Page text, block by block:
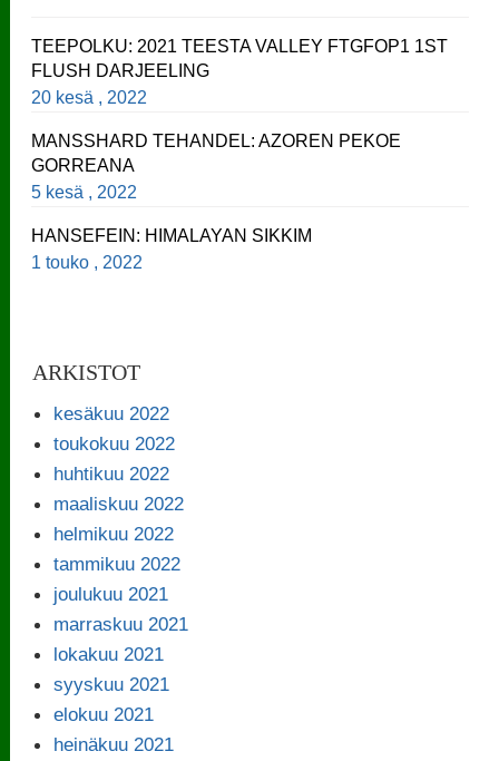
TEEPOLKU: 2021 TEESTA VALLEY FTGFOP1 1ST
FLUSH DARJEELING
20 kesä , 2022
MANSSHARD TEHANDEL: AZOREN PEKOE
GORREANA
5 kesä , 2022
HANSEFEIN: HIMALAYAN SIKKIM
1 touko , 2022
ARKISTOT
kesäkuu 2022
toukokuu 2022
huhtikuu 2022
maaliskuu 2022
helmikuu 2022
tammikuu 2022
joulukuu 2021
marraskuu 2021
lokakuu 2021
syyskuu 2021
elokuu 2021
heinäkuu 2021